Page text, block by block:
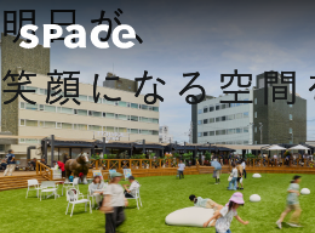
明日が、
笑顔になる空間
明日が、
笑顔になる空間